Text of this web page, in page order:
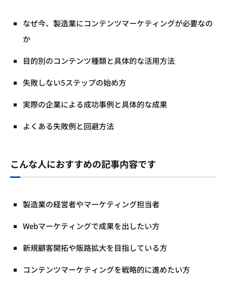
なぜ今、製造業にコンテンツマーケティングが必要なの
か
目的別のコンテンツ種類と具体的な活用方法
失敗しない5ステップの始め方
実際の企業による成功事例と具体的な成果
よくある失敗例と回避方法
こんな人におすすめの記事内容です
製造業の経営者やマーケティング担当者
Webマーケティングで成果を出したい方
新規顧客開拓や販路拡大を目指している方
コンテンツマーケティングを戦略的に進めたい方